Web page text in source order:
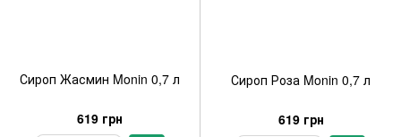
Сироп Жасмин Monin 0,7 л
619 грн
Сироп Роза Monin 0,7 л
619 грн